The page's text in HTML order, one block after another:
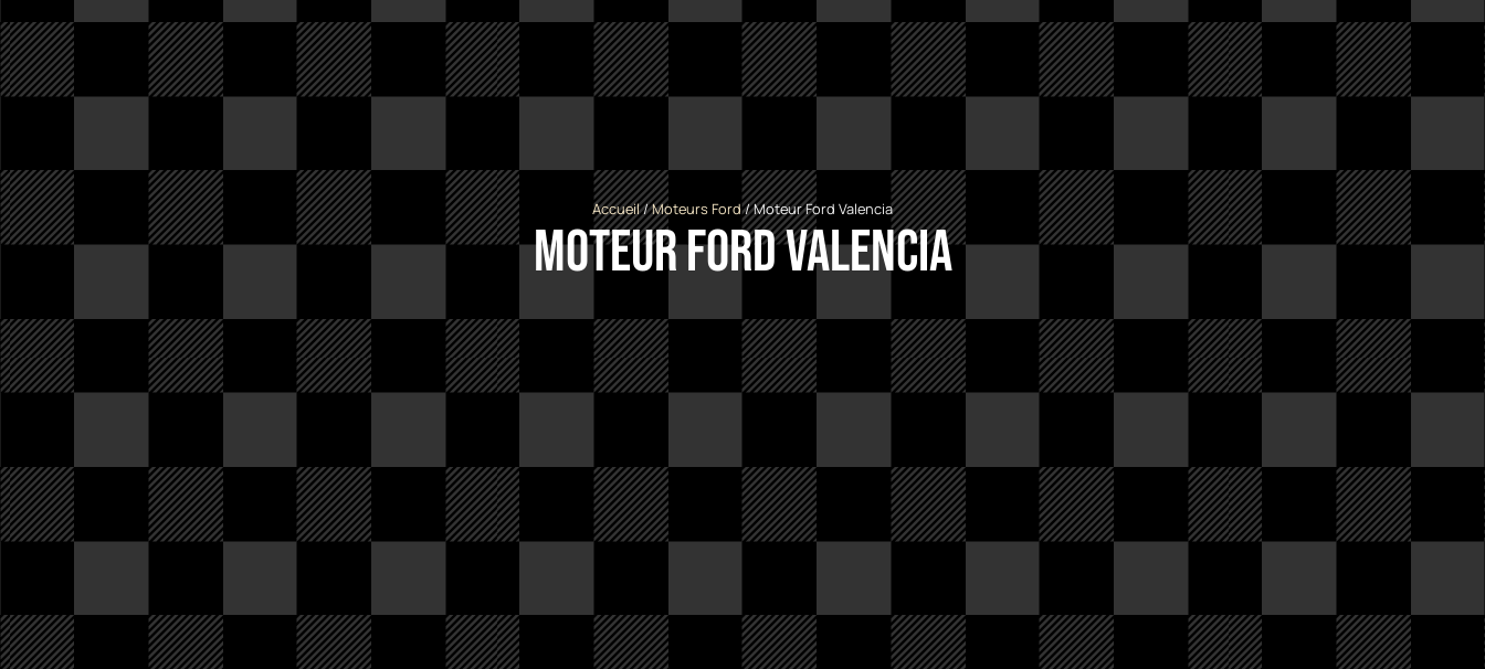
Accueil/Moteurs Ford/ Moteur Ford Valencia
Moteur Ford Valencia